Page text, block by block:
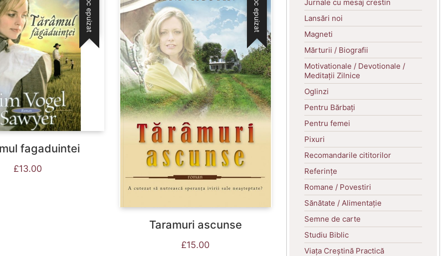
Stoc epuizat
fagaduintei
£13.00
Stoc epuizat
Taramuri ascunse
£15.00
Jurnale cu mesaj crestin
Lansări noi
Magneti
Mărturii / Biografii
Motivationale / Devotionale /
Meditații Zilnice
Oglinzi
Pentru Bărbați
Pentru femei
Pixuri
Recomandarile cititorilor
Referințe
Romane / Povestiri
Sănătate / Alimentație
Semne de carte
Studiu Biblic
Viața Creștină Practică